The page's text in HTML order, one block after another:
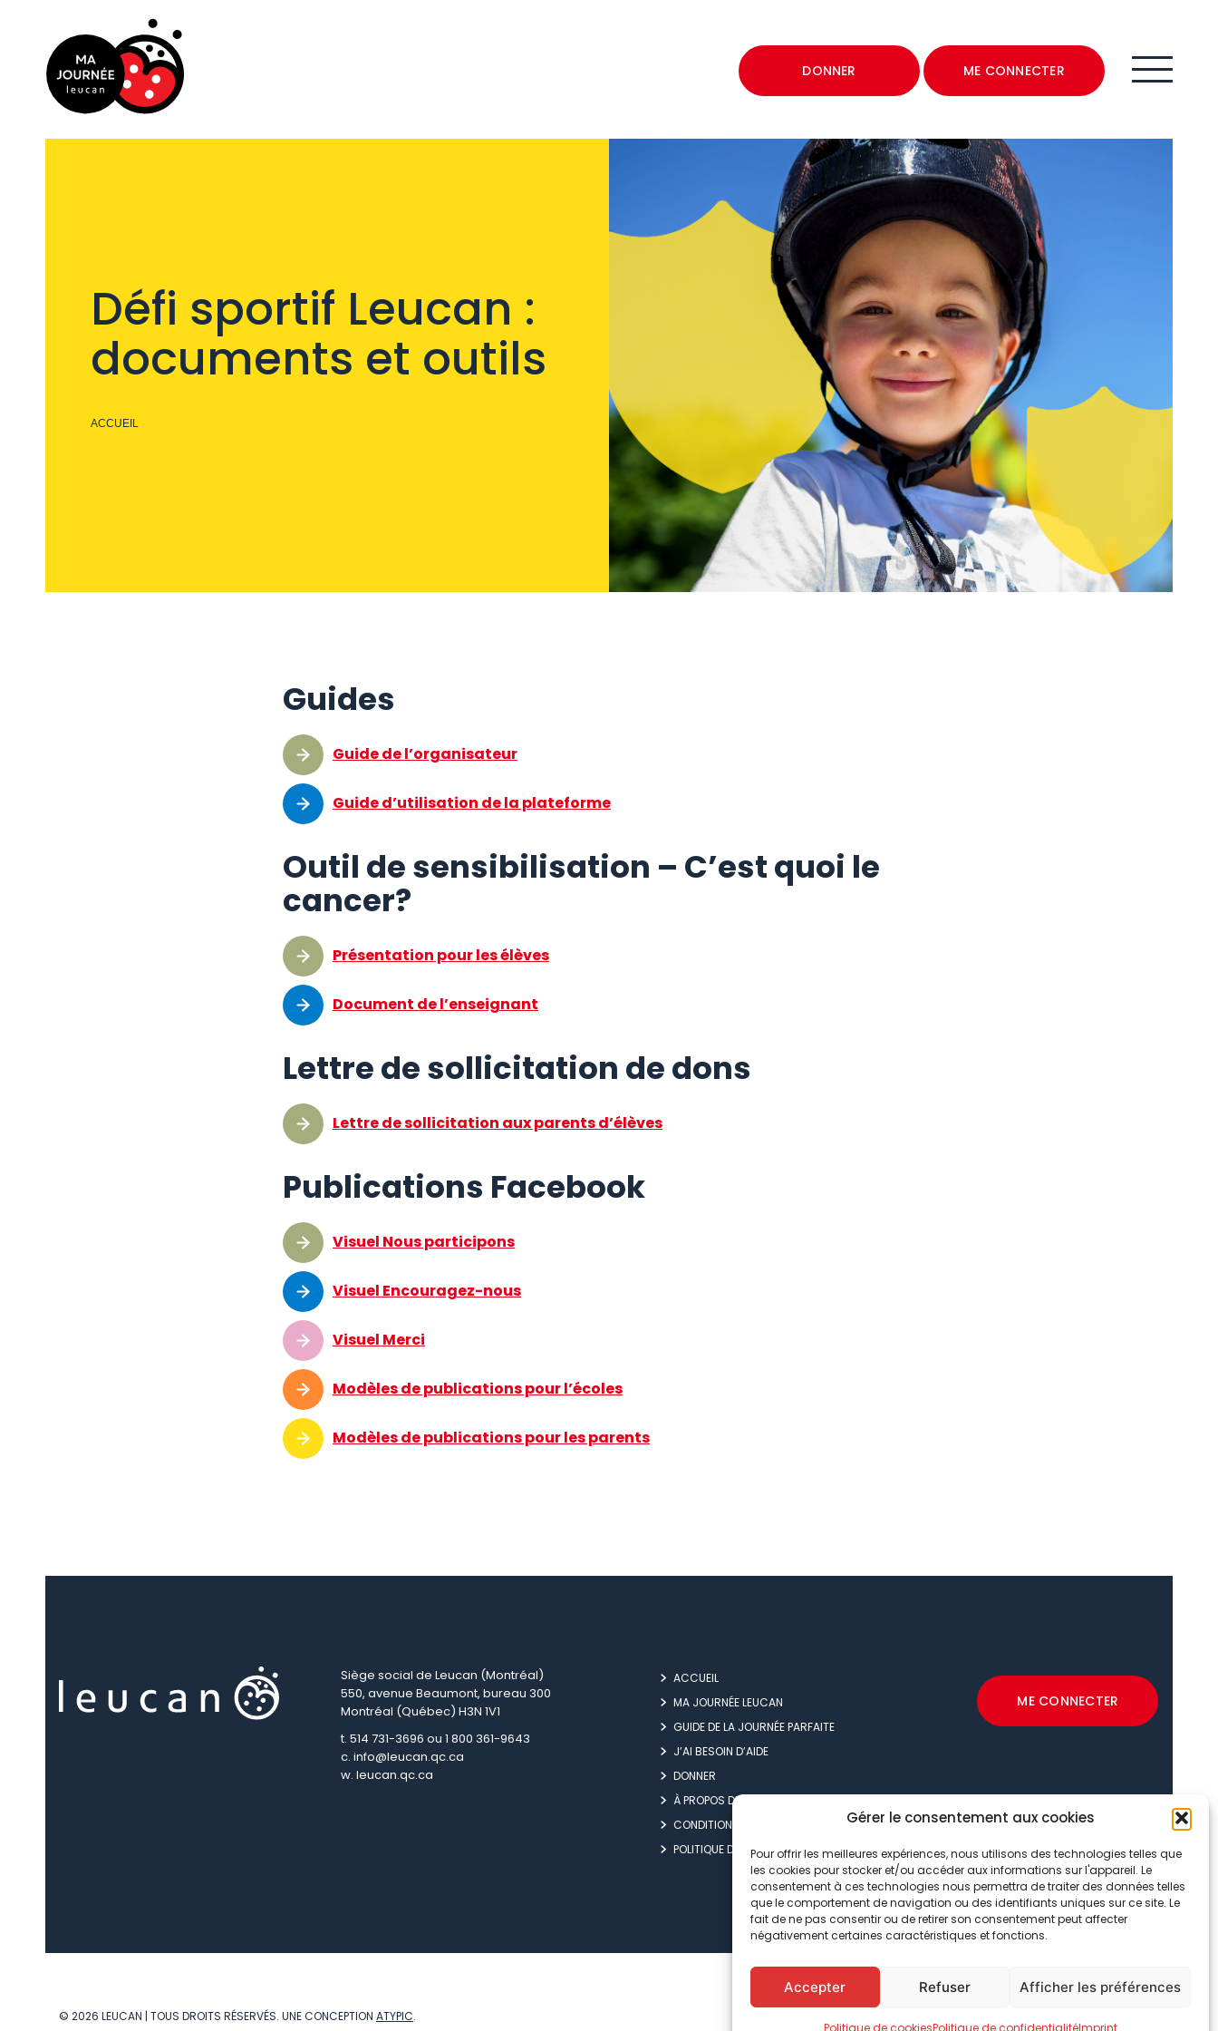
Gérer le consentement aux cookies
Pour offrir les meilleures expériences, nous utilisons des technologies telles que
les cookies pour stocker et/ou accéder aux informations sur l'appareil. Le
consentement à ces technologies nous permettra de traiter des données telles
que le comportement de navigation ou des identifiants uniques sur ce site. Le
fait de ne pas consentir ou de retirer son consentement peut affecter
négativement certaines caractéristiques et fonctions.
Accepter Refuser Afficher les préférences
Politique de cookiesPolitique de confidentialitéImprint
DONNER ME CONNECTER
Défi sportif Leucan :
documents et outils
ACCUEIL
Guides
Guide de l’organisateur
Guide d’utilisation de la plateforme
Outil de sensibilisation – C’est quoi le
cancer?
Présentation pour les élèves
Document de l’enseignant
Lettre de sollicitation de dons
Lettre de sollicitation aux parents d’élèves
Publications Facebook
Visuel Nous participons
Visuel Encouragez-nous
Visuel Merci
Modèles de publications pour l’écoles
Modèles de publications pour les parents
Siège social de Leucan (Montréal)
550, avenue Beaumont, bureau 300
Montréal (Québec) H3N 1V1
t. 514 731-3696 ou 1 800 361-9643
c.info@leucan.qc.ca
w.leucan.qc.ca
ACCUEIL
MA JOURNÉE LEUCAN
GUIDE DE LA JOURNÉE PARFAITE
J’AI BESOIN D’AIDE
DONNER
À PROPOS DE LEUCAN
CONDITIONS D’UTILISATION
POLITIQUE DE CONFIDENTIALITÉ
ME CONNECTER
© 2026 LEUCAN | TOUS DROITS RÉSERVÉS. UNE CONCEPTION ATYPIC.